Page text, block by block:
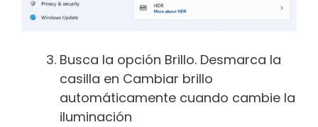
Busca la opción Brillo. Desmarca la
casilla en Cambiar brillo
automáticamente cuando cambie la
iluminación